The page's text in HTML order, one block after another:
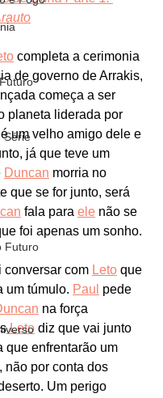
Série
Futuro
completa a cerimonia
de governo de Arrakis,
começa a ser
planeta liderada por
um velho amigo dele e
já que teve um
Duncan morria no
que se for junto, será
fala para ele não se
foi apenas um sonho.
com Leto que
um túmulo. Paul pede
na força
Leto diz que vai junto
que enfrentarão um
não por conta dos
Um perigo